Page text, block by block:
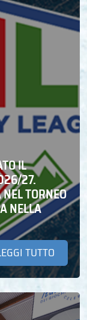
IL
27.
TORNEO
NELLA
TUTTO